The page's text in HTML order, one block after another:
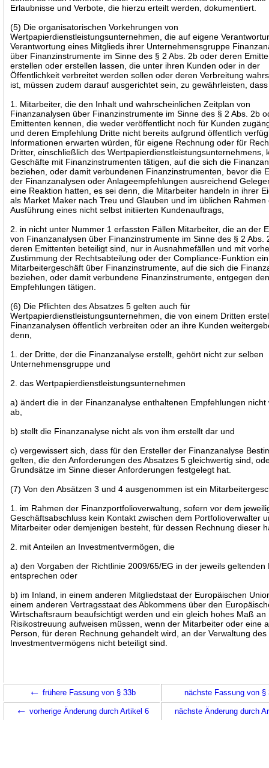
Erlaubnisse und Verbote, die hierzu erteilt werden, dokumentiert.
(5) Die organisatorischen Vorkehrungen von
Wertpapierdienstleistungsunternehmen, die auf eigene
Verantwortung eines Mitglieds ihrer Unternehmensgruppe
über Finanzinstrumente im Sinne des § 2 Abs. 2b oder deren
erstellen oder erstellen lassen, die unter ihren Kunden oder in der
Öffentlichkeit verbreitet werden sollen oder deren Verbreitung
ist, müssen zudem darauf ausgerichtet sein, zu gewährleisten, dass
1. Mitarbeiter, die den Inhalt und wahrscheinlichen Zeitplan von
Finanzanalysen über Finanzinstrumente im Sinne des § 2 Abs. 2b
Emittenten kennen, die weder veröffentlicht noch für Kunden
und deren Empfehlung Dritte nicht bereits aufgrund öffentlich
Informationen erwarten würden, für eigene Rechnung oder für
Dritter, einschließlich des Wertpapierdienstleistungsunternehmens,
Geschäfte mit Finanzinstrumenten tätigen, auf die sich die
beziehen, oder damit verbundenen Finanzinstrumenten, bevor die
der Finanzanalysen oder Anlageempfehlungen ausreichend
eine Reaktion hatten, es sei denn, die Mitarbeiter handeln in ihrer
als Market Maker nach Treu und Glauben und im üblichen Rahmen
Ausführung eines nicht selbst initiierten Kundenauftrags,
2. in nicht unter Nummer 1 erfassten Fällen Mitarbeiter, die an der
von Finanzanalysen über Finanzinstrumente im Sinne des § 2 Abs.
deren Emittenten beteiligt sind, nur in Ausnahmefällen und mit
Zustimmung der Rechtsabteilung oder der Compliance-Funktion ein
Mitarbeitergeschäft über Finanzinstrumente, auf die sich die
beziehen, oder damit verbundene Finanzinstrumente, entgegen
Empfehlungen tätigen.
(6) Die Pflichten des Absatzes 5 gelten auch für
Wertpapierdienstleistungsunternehmen, die von einem Dritten
Finanzanalysen öffentlich verbreiten oder an ihre Kunden
denn,
1. der Dritte, der die Finanzanalyse erstellt, gehört nicht zur selben
Unternehmensgruppe und
2. das Wertpapierdienstleistungsunternehmen
a) ändert die in der Finanzanalyse enthaltenen Empfehlungen nicht
ab,
b) stellt die Finanzanalyse nicht als von ihm erstellt dar und
c) vergewissert sich, dass für den Ersteller der Finanzanalyse
gelten, die den Anforderungen des Absatzes 5 gleichwertig sind,
Grundsätze im Sinne dieser Anforderungen festgelegt hat.
(7) Von den Absätzen 3 und 4 ausgenommen ist ein
1. im Rahmen der Finanzportfolioverwaltung, sofern vor dem
Geschäftsabschluss kein Kontakt zwischen dem Portfolioverwalter
Mitarbeiter oder demjenigen besteht, für dessen Rechnung dieser
2. mit Anteilen an Investmentvermögen, die
a) den Vorgaben der Richtlinie 2009/65/EG in der jeweils geltenden
entsprechen oder
b) im Inland, in einem anderen Mitgliedstaat der Europäischen
einem anderen Vertragsstaat des Abkommens über den
Wirtschaftsraum beaufsichtigt werden und ein gleich hohes Maß an
Risikostreuung aufweisen müssen, wenn der Mitarbeiter oder eine
Person, für deren Rechnung gehandelt wird, an der Verwaltung des
Investmentvermögens nicht beteiligt sind.
← frühere Fassung von § 33b nächste Fassung von
← vorherige Änderung durch Artikel 6 nächste Änderung durch